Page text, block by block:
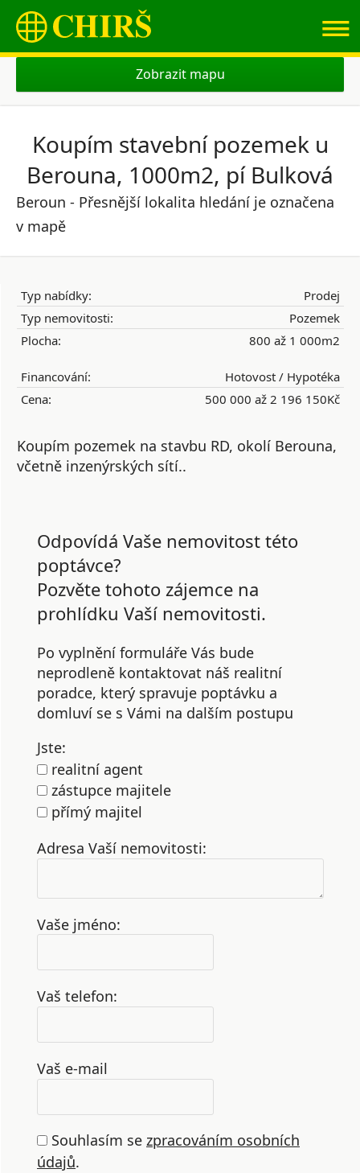
≡
Zobrazit mapu
Koupím stavební pozemek u
Berouna, 1000m2, pí Bulková
Beroun - Přesnější lokalita hledání je označena
v mapě
Typ nabídky:
Prodej
Typ nemovitosti:
Pozemek
Plocha:
800 až 1 000m2
Financování:
Hotovost / Hypotéka
Cena:
500 000 až 2 196 150Kč
Koupím pozemek na stavbu RD, okolí Berouna,
včetně inzenýrských sítí..
Odpovídá Vaše nemovitost této
poptávce?
Pozvěte tohoto zájemce na
prohlídku Vaší nemovitosti.
Po vyplnění formuláře Vás bude
neprodleně kontaktovat náš realitní
poradce, který spravuje poptávku a
domluví se s Vámi na dalším postupu
Jste:
realitní agent
zástupce majitele
přímý majitel
Adresa Vaší nemovitosti:
Vaše jméno:
Vaš telefon:
Vaš e-mail
Souhlasím se zpracováním osobních
údajů.